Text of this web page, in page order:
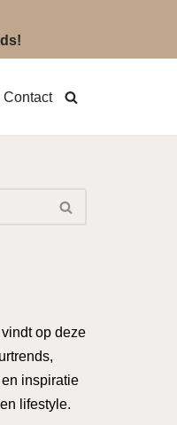
Contact
op deze
inspiratie
lifestyle.